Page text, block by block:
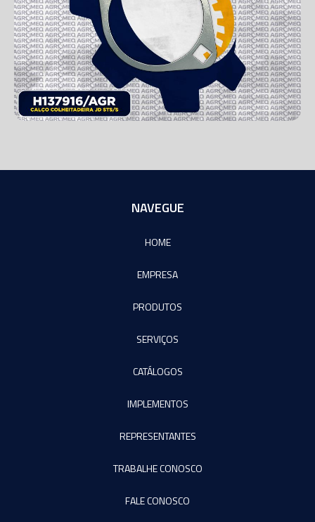
NAVEGUE
HOME
EMPRESA
PRODUTOS
SERVIÇOS
CATÁLOGOS
IMPLEMENTOS
REPRESENTANTES
TRABALHE CONOSCO
FALE CONOSCO